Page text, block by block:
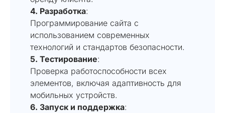
4. Разработка:
Программирование сайта с
использованием современных
технологий и стандартов безопасности.
5. Тестирование:
Проверка работоспособности всех
элементов, включая адаптивность для
мобильных устройств.
6. Запуск и поддержка: